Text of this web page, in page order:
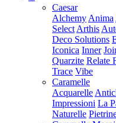
Caesar
Alchemy Anima
Select Arthis
Deco Solutions
Iconica Inner
Quarzite Relate
Trace Vibe
Caramelle
Acquarelle
Impressioni La
Naturelle